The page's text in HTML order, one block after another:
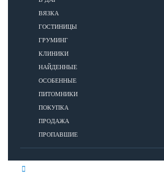
ВЯЗКА
ГОСТИНИЦЫ
ГРУМИНГ
КЛИНИКИ
НАЙДЕННЫЕ
ОСОБЕННЫЕ
ПИТОМНИКИ
ПОКУПКА
ПРОДАЖА
ПРОПАВШИЕ
УХОД
Гигиена
Уход за шерстью
Аксессуары для ухода за собакой